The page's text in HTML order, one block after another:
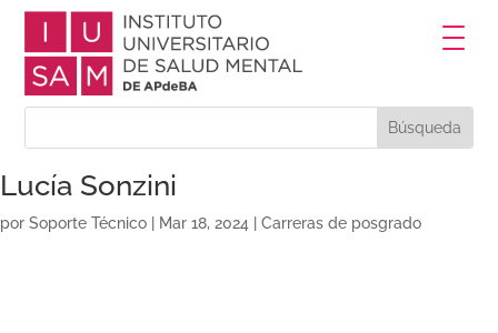
Lucía Sonzini
por Soporte Técnico Mar 18, 2024 Carreras de posgrado